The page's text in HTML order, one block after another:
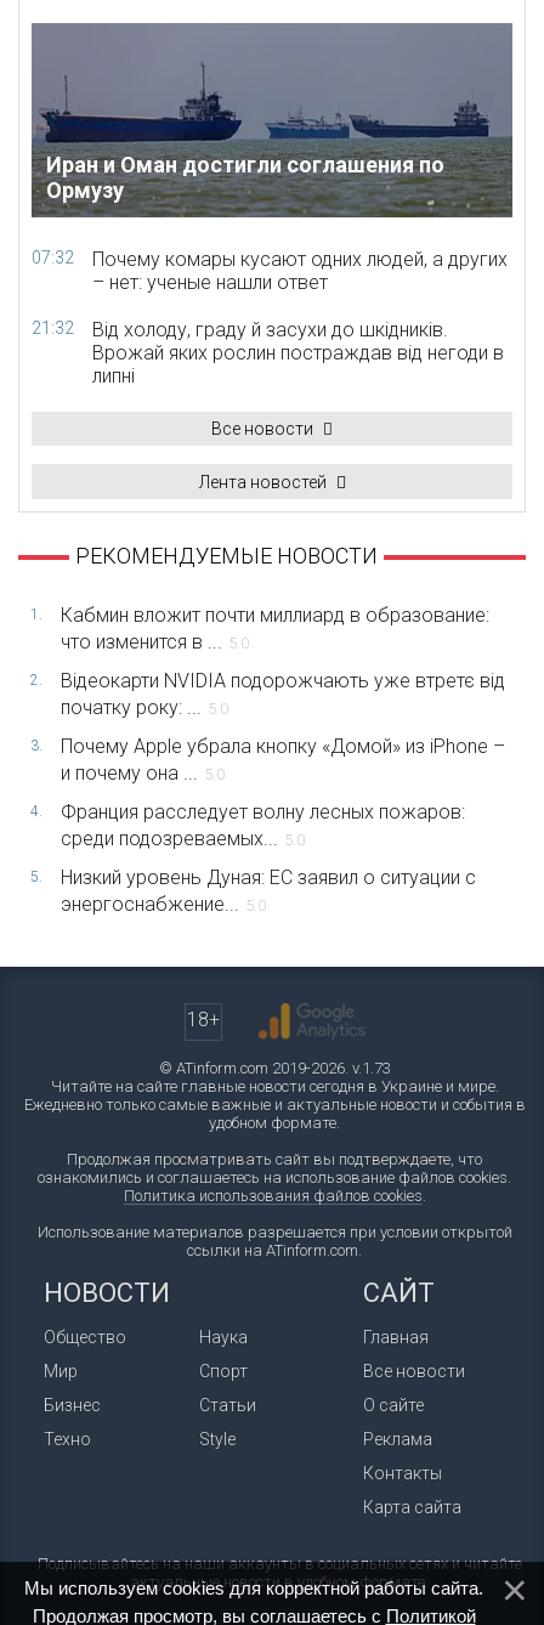
Иран и Оман достигли соглашения по
Ормузу
07:32
Почему комары кусают одних людей, а других
– нет: ученые нашли ответ
21:32
Від холоду, граду й засухи до шкідників.
Врожай яких рослин постраждав від негоди в
липні
Все новости
Лента новостей
РЕКОМЕНДУЕМЫЕ НОВОСТИ
1.
Кабмин вложит почти миллиард в образование:
что изменится в ...
5.0
2.
Відеокарти NVIDIA подорожчають уже втретє від
початку року: ...
5.0
3.
Почему Apple убрала кнопку «Домой» из iPhone –
и почему она ...
5.0
4.
Франция расследует волну лесных пожаров:
среди подозреваемых...
5.0
5.
Низкий уровень Дуная: ЕС заявил о ситуации с
энергоснабжение...
5.0
18+
© ATinform.com 2019-2026. v.1.73
Читайте на сайте главные новости сегодня в Украине и мире.
Ежедневно только самые важные и актуальные новости и события в
удобном формате.
Продолжая просматривать сайт вы подтверждаете, что
ознакомились и соглашаетесь на использование файлов cookies.
Политика использования файлов cookies
Использование материалов разрешается при условии открытой
ссылки на ATinform.com.
НОВОСТИ
Общество
Мир
Бизнес
Техно
Наука
Спорт
Статьи
Style
САЙТ
Главная
Все новости
О сайте
Реклама
Контакты
Карта сайта
Подписывайтесь на наши аккаунты в социальных сетях и читайте
актуальные новости в удобном формате.
Мы используем cookies для корректной работы сайта.
Продолжая просмотр, вы соглашаетесь с Политикой